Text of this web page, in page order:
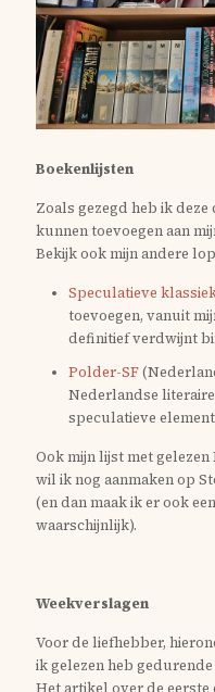
Boekenlijsten
Zoals gezegd heb ik
kunnen toevoegen aan
Bekijk ook mijn andere
Speculatieve
toevoegen, vanuit
definitief verdwijnt
Polder-SF
Nederlandse
speculatieve
Ook mijn lijst met
wil ik nog aanmaken op
(en dan maak ik er ook
waarschijnlijk).
Weekverslagen
Voor de liefhebber,
ik gelezen heb
Het artikel over de eerste